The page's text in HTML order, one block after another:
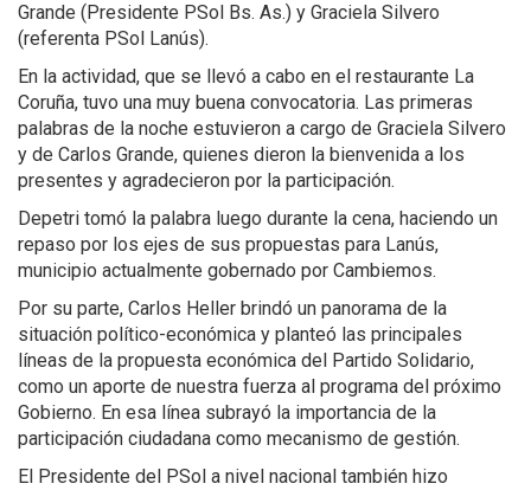
Grande (Presidente PSol Bs. As.) y Graciela Silvero
(referenta PSol Lanús).
En la actividad, que se llevó a cabo en el restaurante La
Coruña, tuvo una muy buena convocatoria. Las primeras
palabras de la noche estuvieron a cargo de Graciela Silvero
y de Carlos Grande, quienes dieron la bienvenida a los
presentes y agradecieron por la participación.
Depetri tomó la palabra luego durante la cena, haciendo un
repaso por los ejes de sus propuestas para Lanús,
municipio actualmente gobernado por Cambiemos.
Por su parte, Carlos Heller brindó un panorama de la
situación político-económica y planteó las principales
líneas de la propuesta económica del Partido Solidario,
como un aporte de nuestra fuerza al programa del próximo
Gobierno. En esa línea subrayó la importancia de la
participación ciudadana como mecanismo de gestión.
El Presidente del PSol a nivel nacional también hizo